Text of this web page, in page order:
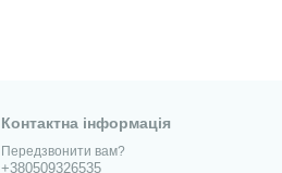
Контактна інформація
Передзвонити вам?
+380509326535